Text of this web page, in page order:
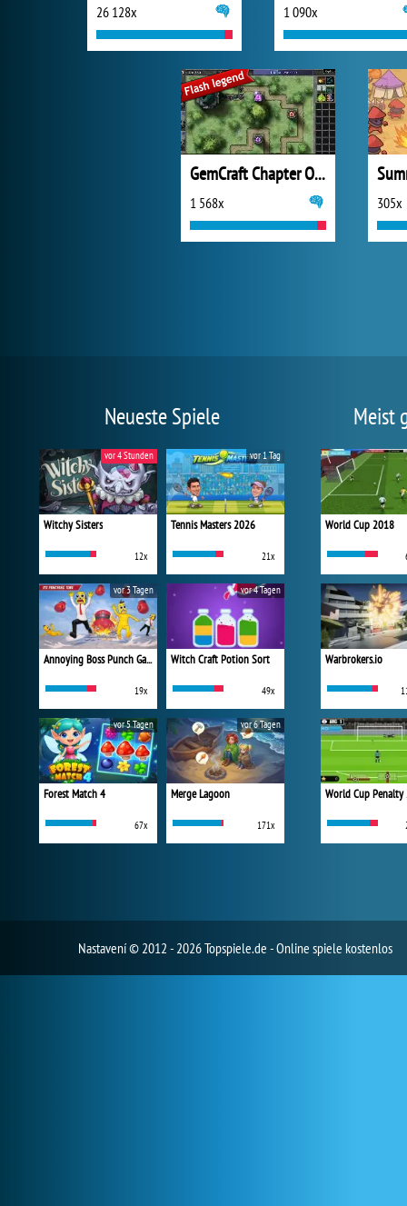
26 128x 1 090x
GemCraft Chapter One The Forgotten
1 568x 305x
Neueste Spiele
Witchy Sisters
12x
vor 4 Stunden
Tennis Masters 2026
21x
vor 1 Tag
Annoying Boss Punch Game
19x
vor 3 Tagen
Witch Craft Potion Sort
49x
vor 4 Tagen
Forest Match 4
67x
vor 5 Tagen
Merge Lagoon
171x
vor 6 Tagen
Meist
World Cup 2018
Warbrokers.io
World Cup
Nastavení© 2012 - 2026 Topspiele.de - Online spiele kostenlos